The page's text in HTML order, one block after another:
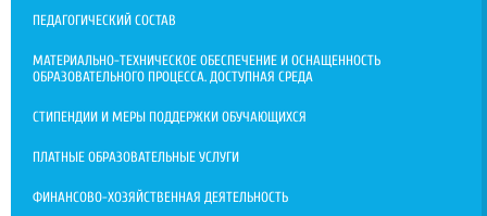
ПЕДАГОГИЧЕСКИЙ СОСТАВ
МАТЕРИАЛЬНО-ТЕХНИЧЕСКОЕ ОБЕСПЕЧЕНИЕ И ОСНАЩЕННОСТЬ
ОБРАЗОВАТЕЛЬНОГО ПРОЦЕССА. ДОСТУПНАЯ СРЕДА
СТИПЕНДИИ И МЕРЫ ПОДДЕРЖКИ ОБУЧАЮЩИХСЯ
ПЛАТНЫЕ ОБРАЗОВАТЕЛЬНЫЕ УСЛУГИ
ФИНАНСОВО-ХОЗЯЙСТВЕННАЯ ДЕЯТЕЛЬНОСТЬ